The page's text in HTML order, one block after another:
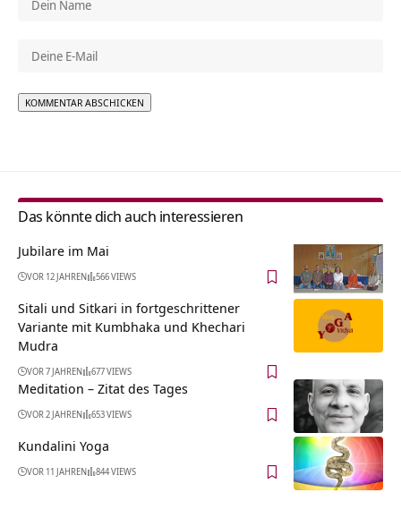
Das könnte dich auch interessieren
Jubilare im Mai
VOR 12 JAHREN 566 VIEWS
Sitali und Sitkari in fortgeschrittener
Variante mit Kumbhaka und Khechari
Mudra
VOR 7 JAHREN 677 VIEWS
Meditation – Zitat des Tages
VOR 2 JAHREN 653 VIEWS
Kundalini Yoga
VOR 11 JAHREN 844 VIEWS